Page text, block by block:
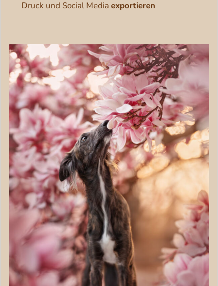
Druck und Social Media exportieren